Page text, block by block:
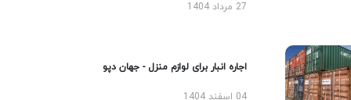
27 مرداد 1404
اجاره انبار برای لوازم منزل - جهان دپو
04 اسفند 1404